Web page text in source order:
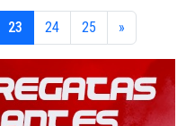
23 24 25 »